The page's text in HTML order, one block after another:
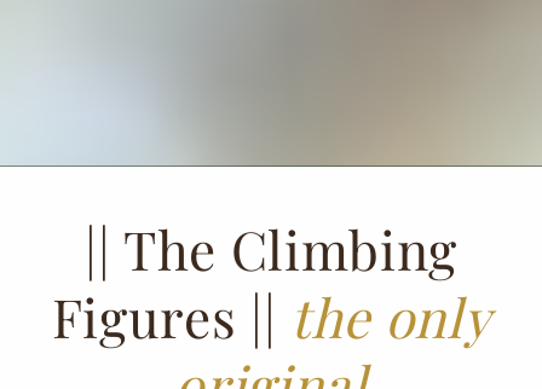
|| The Climbing
Figures || the only